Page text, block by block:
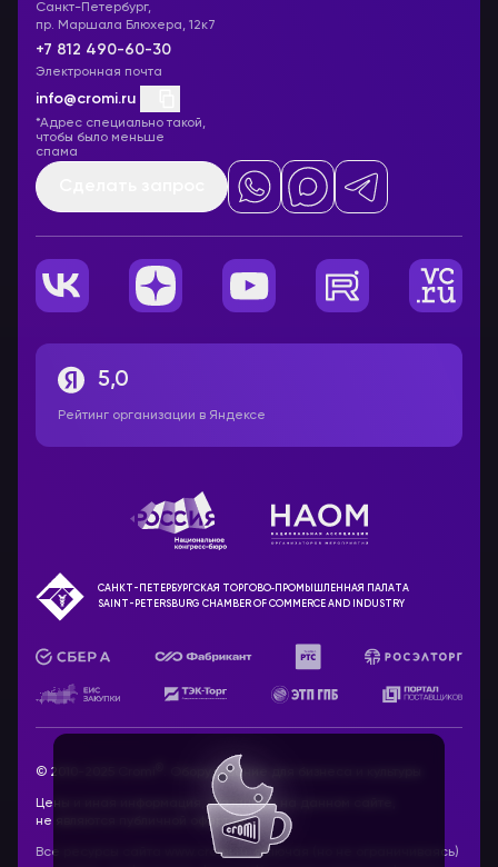
Санкт-Петербург,
пр. Маршала Блюхера, 12к7
+7 812 490-60-30
Электронная почта
info@cromi.ru
*Адрес специально такой,
чтобы было меньше
спама
5,0
Рейтинг организации в Яндексе
САНКТ-ПЕТЕРБУРГСКАЯ ТОРГОВО‑ПРОМЫШЛЕННАЯ ПАЛАТА
SAINT-PETERSBURG CHAMBER OF COMMERCE AND INDUSTRY
© 2010-2025 Cromi . Оборудование для бизнеса и культуры
Цены и иная информация, указанные на данном сайте,
не являются публичной офертой.
Все ресурсы сайта www.cromi.ru, включая (но не ограничиваясь)